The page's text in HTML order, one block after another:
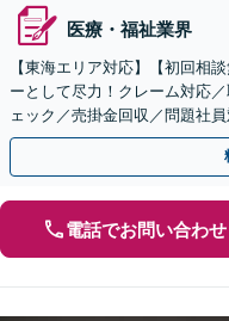
医療・福祉業界
【東海エリア対応】【初回相
ーとして尽力！クレーム対応
ェック／売掛金回収／問題社
権の相談もお任せ！【顧問契
電話でお問い合わせ